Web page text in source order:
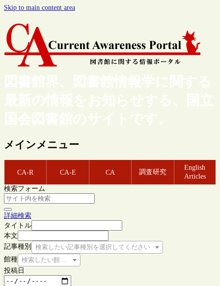
Skip to main content area
図書館界、図書館情報学に関する
最新の情報をお知らせする、国立
国会図書館のサイトです。
メインメニュー
CA-R CA-E CA 調査研究
English
Articles
検索フォーム
詳細検索
タイトル
本文
記事種別
検索したい記事種別を選択してください
館種 検索したい館種を選択してください
投稿日